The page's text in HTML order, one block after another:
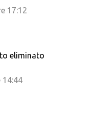
17:12
eliminato
14:44